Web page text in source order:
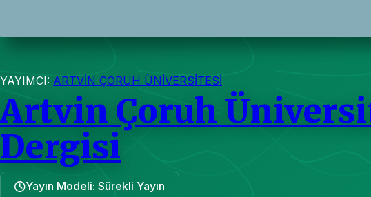
YAYIMCI: ARTVİN ÇORUH ÜNİVERSİTESİ
Artvin Çoruh
Dergisi
Yayın Modeli: Sürekli Yayın